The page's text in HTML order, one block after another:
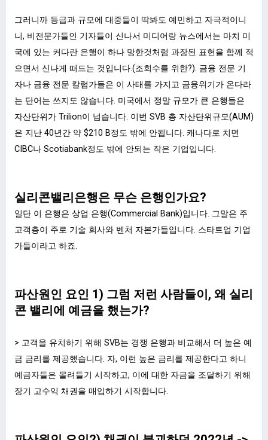
그러니까 등급과 규모에 대중들이 딱봐도 예민하고 자극적이니
니, 비전문가들인 기자들이 신나서 미디어랑 뉴스에서는 마치 미
국에 있는 커다란 은행이 하나 망한것처럼 과장된 표현을 함께 적
으면서 신나게 떠드는 것입니다.(조회수를 위한?). 금융 전문 기
자나 금융 전문 칼럼가들은 이 사태를 가지고 금융위기가 온다라
는 단어는 쓰지도 않습니다. 미국에서 정말 규모가 큰 은행들은
자산단위가 Trilion이 넘습니다. 이번 SVB 총 자산단위규모(AUM)
은 지난 40년간 약 $210 B정도 밖에 안됩니다. 캐나다로 치면
CIBC나 Scotiabank정도 밖에 안되는 작은 기업입니다.
실리콘밸리은행은 무슨 은행인가요?
일단 이 은행은 상업 은행(Commercial Bank)입니다. 그말은 주
고객층이 주로 기술 회사와 벤처 자본가들입니다. 스타트업 기업
가들이라고 하죠.
파산원인 요인 1) 그럼 저런 사람들이, 왜 실리
콘 밸리에 예금을 했는가?
> 고객을 유치하기 위해 SVB는 경쟁 은행과 비교해서 더 높은 예
금 금리를 제공했습니다. 자, 이런 높은 금리를 제공한다고 하니
예금자들은 몰려들기 시작하고, 이에 대한 자금을 조달하기 위해
장기 고수익 채권을 매입하기 시작합니다.